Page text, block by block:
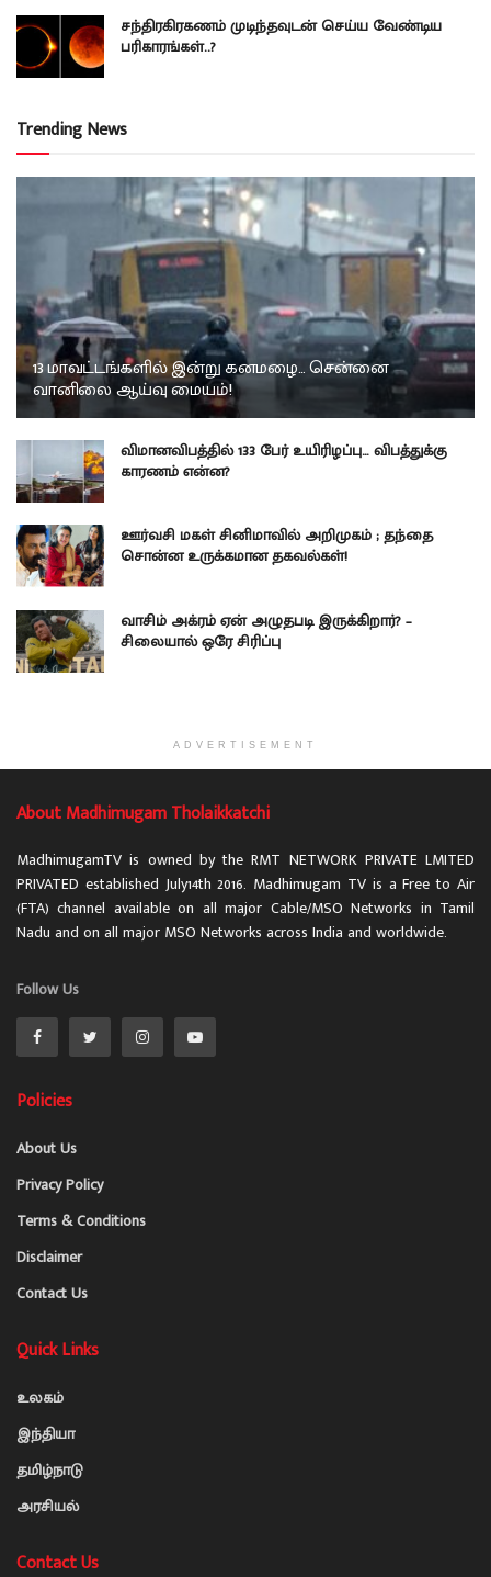
சந்திரகிரகணம் முடிந்தவுடன் செய்ய வேண்டிய
பரிகாரங்கள்..?
Trending News
13 மாவட்டங்களில் இன்று கனமழை… சென்னை
வானிலை ஆய்வு மையம்!
விமானவிபத்தில் 133 பேர் உயிரிழப்பு… விபத்துக்கு
காரணம் என்ன?
ஊர்வசி மகள் சினிமாவில் அறிமுகம் ; தந்தை
சொன்ன உருக்கமான தகவல்கள்!
வாசிம் அக்ரம் ஏன் அழுதபடி இருக்கிறார்? –
சிலையால் ஒரே சிரிப்பு
ADVERTISEMENT
About Madhimugam Tholaikkatchi
MadhimugamTV is owned by the RMT NETWORK PRIVATE LMITED
PRIVATED established July14th 2016. Madhimugam TV is a Free to Air
(FTA) channel available on all major Cable/MSO Networks in Tamil
Nadu and on all major MSO Networks across India and worldwide.
Follow Us
Policies
About Us
Privacy Policy
Terms & Conditions
Disclaimer
Contact Us
Quick Links
உலகம்
இந்தியா
தமிழ்நாடு
அரசியல்
Contact Us